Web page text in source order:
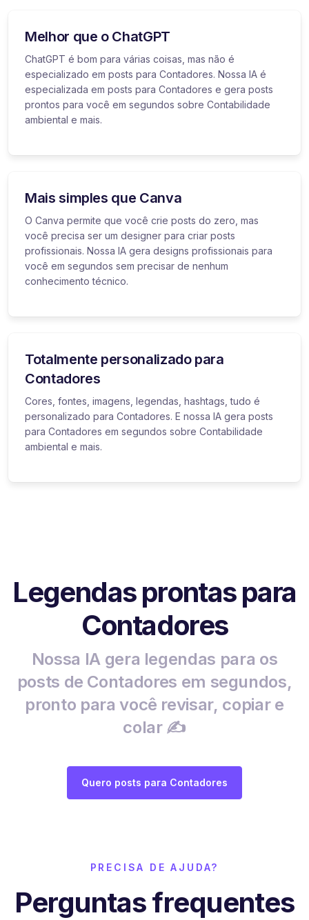
Melhor que o ChatGPT
ChatGPT é bom para várias coisas, mas não é
especializado em posts para Contadores. Nossa IA é
especializada em posts para Contadores e gera posts
prontos para você em segundos sobre Contabilidade
ambiental e mais.
Mais simples que Canva
O Canva permite que você crie posts do zero, mas
você precisa ser um designer para criar posts
profissionais. Nossa IA gera designs profissionais para
você em segundos sem precisar de nenhum
conhecimento técnico.
Totalmente personalizado para
Contadores
Cores, fontes, imagens, legendas, hashtags, tudo é
personalizado para Contadores. E nossa IA gera posts
para Contadores em segundos sobre Contabilidade
ambiental e mais.
Legendas prontas para
Contadores
Nossa IA gera legendas para os
posts de Contadores em segundos,
pronto para você revisar, copiar e
colar ✍️
Quero posts para Contadores
PRECISA DE AJUDA?
Perguntas frequentes